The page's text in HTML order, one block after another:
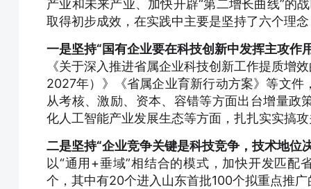
产业和未来产业、加快开辟“第二增长曲线”的
取得初步成效，在实践中主要是坚持了六个理
一是坚持“国有企业要在科技创新中发挥主攻作
《关于深入推进省属企业科技创新工作提质
2027年）》《省属企业育新行动方案》等文
从考核、激励、资本、容错等方面出台增量政
化人工智能产业发展生态等方面，扎扎实实搞
二是坚持“企业竞争关键是科技竞争，技术地位
以“通用+垂域”相结合的模式，加快开发匹配
个，其中有20个进入山东首批100个拟重点推